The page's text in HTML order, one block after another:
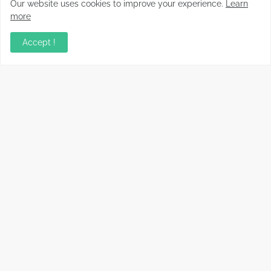
archivos paso a paso (Guía real)
Our website uses cookies to improve your experience.
Learn
more
Accept !